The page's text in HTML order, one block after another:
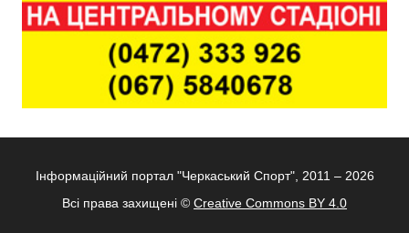
Інформаційний портал "Черкаський Спорт", 2011 – 2026
Всі права захищені © Creative Commons BY 4.0